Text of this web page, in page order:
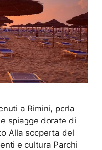
a Rimini, perla
spiagge dorate di
Alla scoperta del
e cultura Parchi